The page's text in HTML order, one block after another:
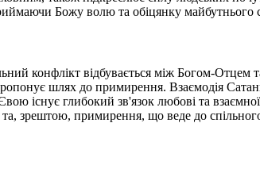
Божу волю та обіцянку майбутнього
конфлікт відбувається між Богом-
шлях до примирення. Взаємодія
існує глибокий зв'язок любові та
зрештою, примирення, що веде до